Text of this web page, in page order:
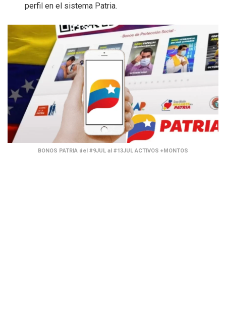
perfil en el sistema Patria.
BONOS PATRIA del #9JUL al #13JUL ACTIVOS +MONTOS